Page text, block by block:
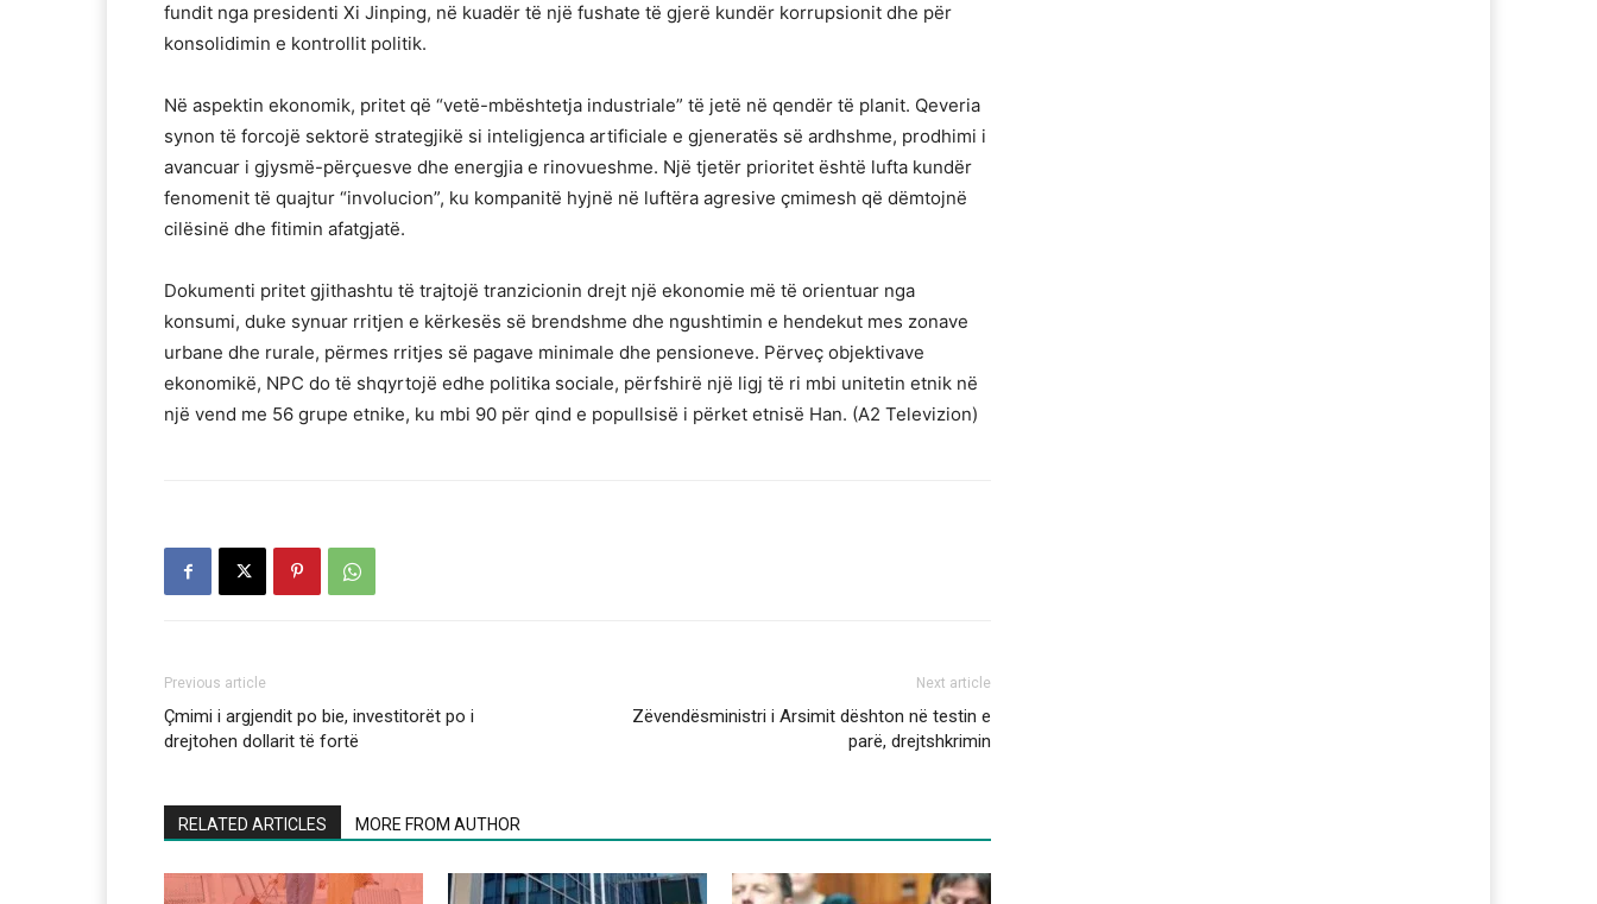
fundit nga presidenti Xi Jinping, në kuadër të një fushate të gjerë kundër korrupsionit dhe për
konsolidimin e kontrollit politik.
Në aspektin ekonomik, pritet që “vetë-mbështetja industriale” të jetë në qendër të planit. Qeveria
synon të forcojë sektorë strategjikë si inteligjenca artificiale e gjeneratës së ardhshme, prodhimi i
avancuar i gjysmë-përçuesve dhe energjia e rinovueshme. Një tjetër prioritet është lufta kundër
fenomenit të quajtur “involucion”, ku kompanitë hyjnë në luftëra agresive çmimesh që dëmtojnë
cilësinë dhe fitimin afatgjatë.
Dokumenti pritet gjithashtu të trajtojë tranzicionin drejt një ekonomie më të orientuar nga
konsumi, duke synuar rritjen e kërkesës së brendshme dhe ngushtimin e hendekut mes zonave
urbane dhe rurale, përmes rritjes së pagave minimale dhe pensioneve. Përveç objektivave
ekonomikë, NPC do të shqyrtojë edhe politika sociale, përfshirë një ligj të ri mbi unitetin etnik në
një vend me 56 grupe etnike, ku mbi 90 për qind e popullsisë i përket etnisë Han. (A2 Televizion)
Previous article
Çmimi i argjendit po bie, investitorët po i
drejtohen dollarit të fortë
Next article
Zëvendësministri i Arsimit dështon në testin e
parë, drejtshkrimin
RELATED ARTICLES MORE FROM AUTHOR